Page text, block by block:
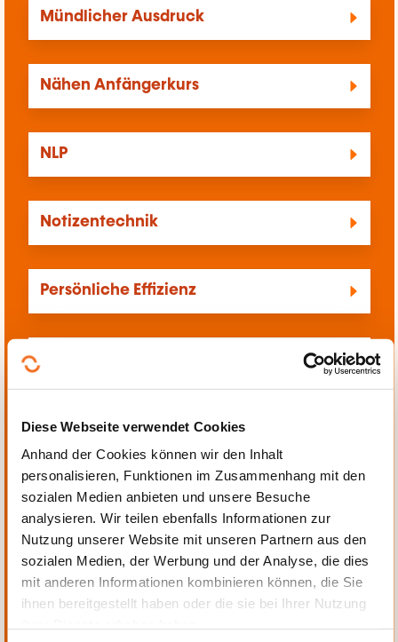
Diese Webseite verwendet Cookies
Anhand der Cookies können wir den Inhalt
personalisieren, Funktionen im Zusammenhang mit den
sozialen Medien anbieten und unsere Besuche
analysieren. Wir teilen ebenfalls Informationen zur
Nutzung unserer Website mit unseren Partnern aus den
sozialen Medien, der Werbung und der Analyse, die dies
mit anderen Informationen kombinieren können, die Sie
ihnen bereitgestellt haben oder die sie bei Ihrer Nutzung
Mündlicher Ausdruck
Nähen Anfängerkurs
NLP
Notizentechnik
Persönliche Effizienz
Persönliche Organisation
Persönlichkeitseinschätzung
Problemlösung
Rechnen Anpassungsweiterbildung